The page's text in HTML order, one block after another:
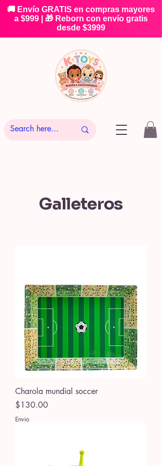
🚚 Envío GRATIS en compras mayores
a $999 | 🎁 Reborn con envío gratis
desde $3999
Galleteros
Charola mundial soccer
Precio
$130.00
Envio